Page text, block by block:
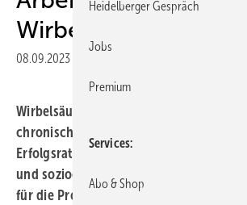
08.09.2023
Wirbelsäulenoperationen zur
chronischen Rückenschmerzen haben
Erfolgsraten, aber trotz der erheblichen
und sozioökonomischen Auswirkungen
für die Prognose, berichtete Christian
Heidelberger Gespräch
Jobs
Premium
Services
Abo & Shop